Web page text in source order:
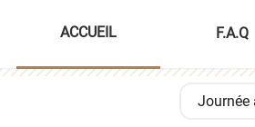
ACCUEIL F.A.Q
Journée